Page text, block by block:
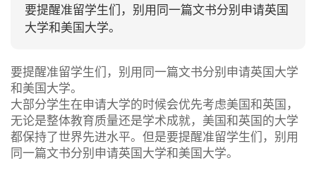
要提醒准留学生们，别用同一篇文书分别申请英国
大学和美国大学。
要提醒准留学生们，别用同一篇文书分别申请英国大学
和美国大学。
大部分学生在申请大学的时候会优先考虑美国和英国，
无论是整体教育质量还是学术成就，美国和英国的大学
都保持了世界先进水平。但是要提醒准留学生们，别用
同一篇文书分别申请英国大学和美国大学。